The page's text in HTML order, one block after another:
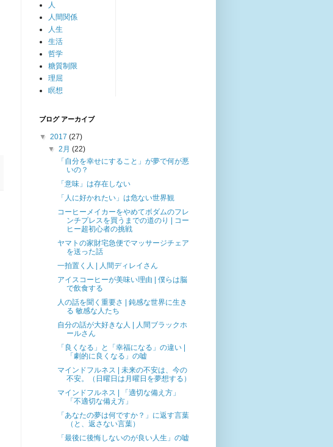
人
人間関係
人生
生活
哲学
糖質制限
理屈
瞑想
ブログ アーカイブ
▼ 2017 (27)
▼2月(22)
「自分を幸せにすること」が夢で何が悪
いの？
「意味」は存在しない
「人に好かれたい」は危ない世界観
コーヒーメイカーをやめてボダムのフレ
ンチプレスを買うまでの道のり | コー
ヒー超初心者の挑戦
ヤマトの家財宅急便でマッサージチェア
を送った話
一拍置く人 | 人間ディレイさん
アイスコーヒーが美味い理由 | 僕らは脳
で飲食する
人の話を聞く重要さ | 鈍感な世界に生き
る 敏感な人たち
自分の話が大好きな人 | 人間ブラックホ
ールさん
「良くなる」と「幸福になる」の違い |
「劇的に良くなる」の嘘
マインドフルネス | 未来の不安は、今の
不安。（日曜日は月曜日を夢想する）
マインドフルネス | 「適切な備え方」
「不適切な備え方」
「あなたの夢は何ですか？」に返す言葉
（と、返さない言葉）
「最後に後悔しないのが良い人生」の嘘